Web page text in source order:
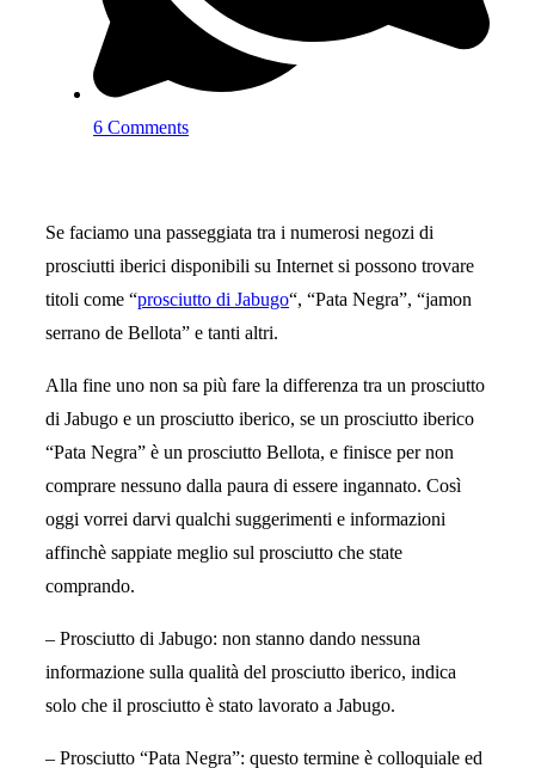
6 Comments
Se faciamo una passeggiata tra i numerosi negozi di
prosciutti iberici disponibili su Internet si possono trovare
titoli come “prosciutto di Jabugo“, “Pata Negra”, “jamon
serrano de Bellota” e tanti altri.
Alla fine uno non sa più fare la differenza tra un prosciutto
di Jabugo e un prosciutto iberico, se un prosciutto iberico
“Pata Negra” è un prosciutto Bellota, e finisce per non
comprare nessuno dalla paura di essere ingannato. Così
oggi vorrei darvi qualchi suggerimenti e informazioni
affinchè sappiate meglio sul prosciutto che state
comprando.
– Prosciutto di Jabugo: non stanno dando nessuna
informazione sulla qualità del prosciutto iberico, indica
solo che il prosciutto è stato lavorato a Jabugo.
– Prosciutto “Pata Negra”: questo termine è colloquiale ed